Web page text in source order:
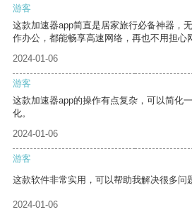
游客
这款加速器app简直是居家旅行必备神器，
作办公，都能畅享高速网络，再也不用担心
2024-01-06
游客
这款加速器app的操作有点复杂，可以简化
化。
2024-01-06
游客
这款软件非常实用，可以帮助我解决很多问
2024-01-06